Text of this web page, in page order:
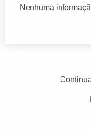
Nenhuma